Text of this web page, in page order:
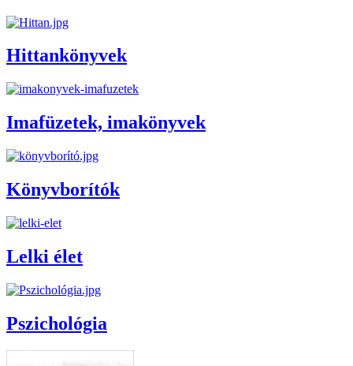
Hittankönyvek
Imafüzetek, imakönyvek
Könyvborítók
Lelki élet
Pszichológia